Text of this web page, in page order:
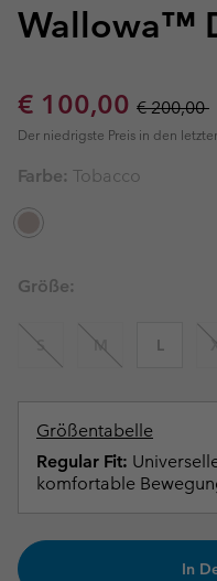
Wallowa™
Sale price:
€ 100,00 Regular
€ 200,00
Der niedrigste Preis in den
Farbe: Tobacco
Größe:
S M L
Größentabelle
Regular Fit:
komfortable
In